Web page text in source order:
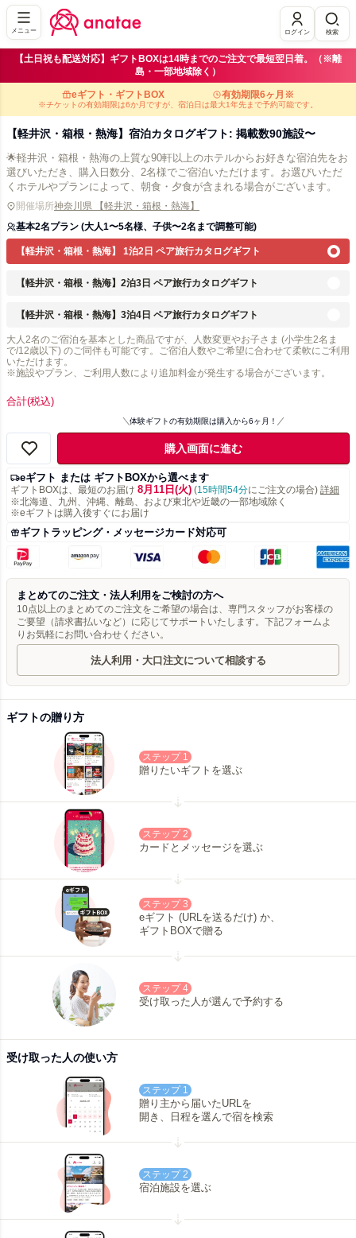
メニュー ログイン 検索
【土日祝も配送対応】ギフトBOXは14時までのご注文で最短翌日着。（※離
島・一部地域除く）
eギフト・ギフトBOX 有効期限6ヶ月※
※チケットの有効期限は6か月ですが、宿泊日は最大1年先まで予約可能です。
【軽井沢・箱根・熱海】宿泊カタログギフト: 掲載数90施設〜
🌟軽井沢・箱根・熱海の上質な90軒以上のホテルからお好きな宿泊先をお
選びいただき、購入日数分、2名様でご宿泊いただけます。お選びいただ
くホテルやプランによって、朝食・夕食が含まれる場合がございます。
開催場所神奈川県 【軽井沢・箱根・熱海】
基本2名プラン (大人1〜5名様、子供〜2名まで調整可能)
【軽井沢・箱根・熱海】 1泊2日 ペア旅行カタログギフト
【軽井沢・箱根・熱海】2泊3日 ペア旅行カタログギフト
【軽井沢・箱根・熱海】3泊4日 ペア旅行カタログギフト
大人2名のご宿泊を基本とした商品ですが、人数変更やお子さま (小学生2名ま
で/12歳以下) のご同伴も可能です。ご宿泊人数やご希望に合わせて柔軟にご利用
いただけます。
※施設やプラン、ご利用人数により追加料金が発生する場合がございます。
合計(税込)
体験ギフトの有効期限は購入から6ヶ月！
購入画面に進む
eギフト または ギフトBOXから選べます
ギフトBOXは、最短のお届け 8月11日(火) (15時間54分にご注文の場合) 詳細
※北海道、九州、沖縄、離島、および東北や近畿の一部地域除く
※eギフトは購入後すぐにお届け
ギフトラッピング・メッセージカード対応可
まとめてのご注文・法人利用をご検討の方へ
10点以上のまとめてのご注文をご希望の場合は、専門スタッフがお客様の
ご要望（請求書払いなど）に応じてサポートいたします。下記フォームよ
りお気軽にお問い合わせください。
法人利用・大口注文について相談する
ギフトの贈り方
ステップ 1
贈りたいギフトを選ぶ
ステップ 2
カードとメッセージを選ぶ
ステップ 3
eギフト (URLを送るだけ) か、
ギフトBOXで贈る
ステップ 4
受け取った人が選んで予約する
受け取った人の使い方
ステップ 1
贈り主から届いたURLを
開き、日程を選んで宿を検索
ステップ 2
宿泊施設を選ぶ